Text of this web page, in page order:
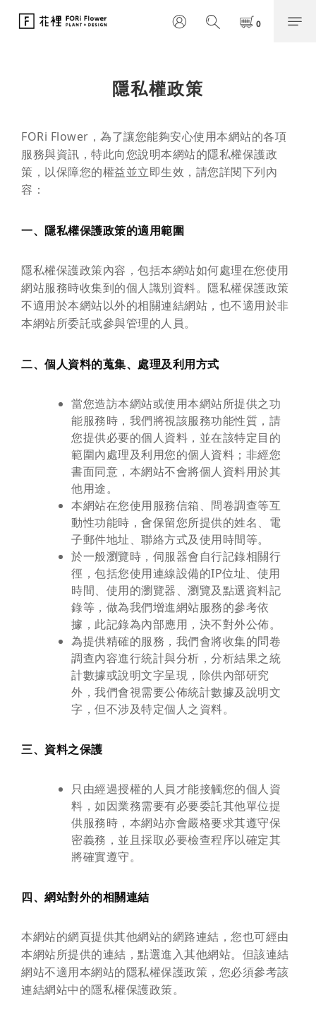
隱私權政策
FORi Flower，為了讓您能夠安心使用本網站的各項
服務與資訊，特此向您說明本網站的隱私權保護政
策，以保障您的權益並立即生效，請您詳閱下列內
容：
一、隱私權保護政策的適用範圍
隱私權保護政策內容，包括本網站如何處理在您使用
網站服務時收集到的個人識別資料。隱私權保護政策
不適用於本網站以外的相關連結網站，也不適用於非
本網站所委託或參與管理的人員。
二、個人資料的蒐集、處理及利用方式
當您造訪本網站或使用本網站所提供之功
能服務時，我們將視該服務功能性質，請
您提供必要的個人資料，並在該特定目的
範圍內處理及利用您的個人資料；非經您
書面同意，本網站不會將個人資料用於其
他用途。
本網站在您使用服務信箱、問卷調查等互
動性功能時，會保留您所提供的姓名、電
子郵件地址、聯絡方式及使用時間等。
於一般瀏覽時，伺服器會自行記錄相關行
徑，包括您使用連線設備的IP位址、使用
時間、使用的瀏覽器、瀏覽及點選資料記
錄等，做為我們增進網站服務的參考依
據，此記錄為內部應用，決不對外公佈。
為提供精確的服務，我們會將收集的問卷
調查內容進行統計與分析，分析結果之統
計數據或說明文字呈現，除供內部研究
外，我們會視需要公佈統計數據及說明文
字，但不涉及特定個人之資料。
三、資料之保護
只由經過授權的人員才能接觸您的個人資
料，如因業務需要有必要委託其他單位提
供服務時，本網站亦會嚴格要求其遵守保
密義務，並且採取必要檢查程序以確定其
將確實遵守。
四、網站對外的相關連結
本網站的網頁提供其他網站的網路連結，您也可經由
本網站所提供的連結，點選進入其他網站。但該連結
網站不適用本網站的隱私權保護政策，您必須參考該
連結網站中的隱私權保護政策。